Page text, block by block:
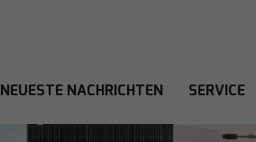
NEUESTE NACHRICHTEN SERVICE